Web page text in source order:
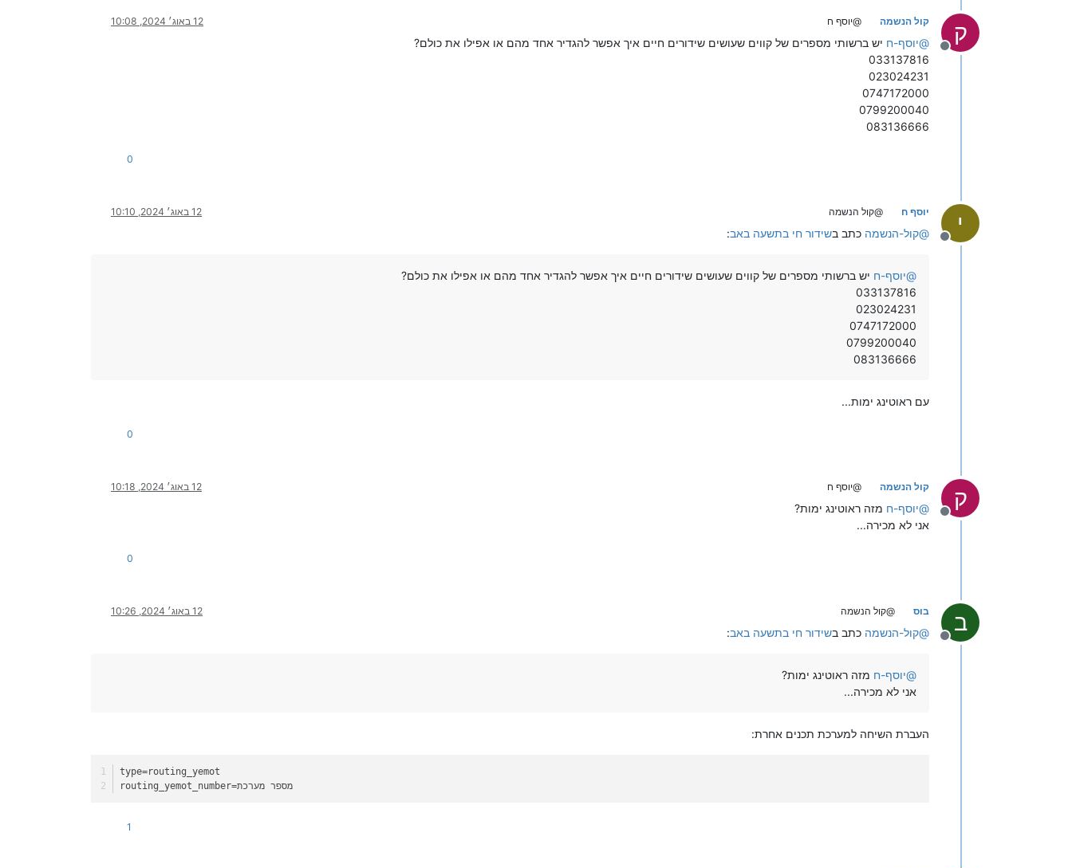
ק
מנותק
קול הנשמה @יוסף ח 12 באוג׳ 2024, 10:08
@יוסף-ח יש ברשותי מספרים של קווים שעושים שידורים חיים איך אפשר להגדיר אחד מהם או אפילו את כולם?
033137816
023024231
0747172000
0799200040
083136666
0
י
מנותק
יוסף ח @קול הנשמה 12 באוג׳ 2024, 10:10
@קול-הנשמה כתב בשידור חי בתשעה באב:
@יוסף-ח יש ברשותי מספרים של קווים שעושים שידורים חיים איך אפשר להגדיר אחד מהם או אפילו את כולם?
033137816
023024231
0747172000
0799200040
083136666
עם ראוטינג ימות...
0
ק
מנותק
קול הנשמה @יוסף ח 12 באוג׳ 2024, 10:18
@יוסף-ח מזה ראוטינג ימות?
אני לא מכירה...
0
ב
מנותק
בוס @קול הנשמה 12 באוג׳ 2024, 10:26
@קול-הנשמה כתב בשידור חי בתשעה באב:
@יוסף-ח מזה ראוטינג ימות?
אני לא מכירה...
העברת השיחה למערכת תכנים אחרת:
type=routing_yemot
routing_yemot_number =מספר מערכת
1